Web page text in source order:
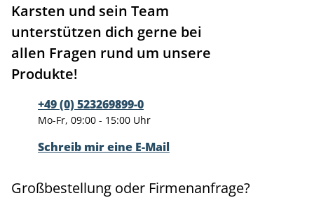
Karsten und sein Team
unterstützen dich gerne bei
allen Fragen rund um unsere
Produkte!
+49 (0) 523269899-0
Mo-Fr, 09:00 - 15:00 Uhr
Schreib mir eine E-Mail
Großbestellung oder Firmenanfrage?